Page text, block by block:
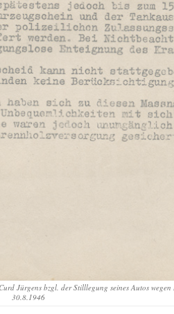
Jürgens bzgl. der Stilllegung seines Autos
30.8.1946